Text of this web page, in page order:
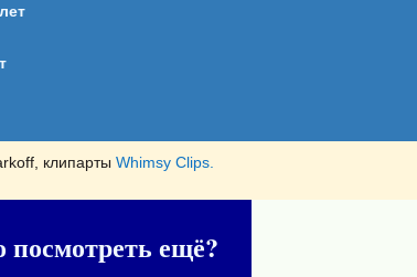
клипарты Whimsy Clips.
ещё?